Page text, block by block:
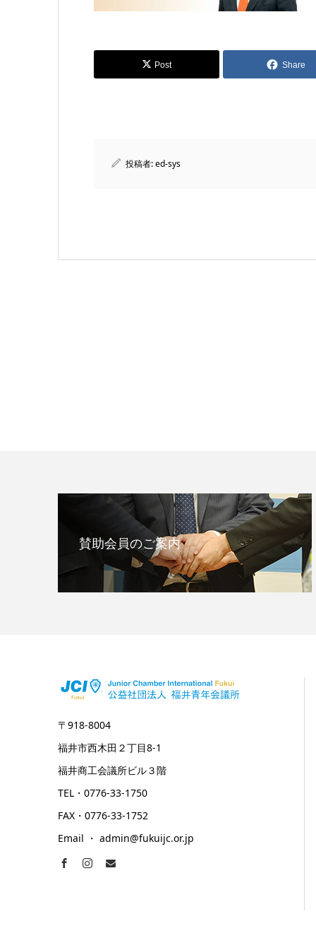
Post Share
投稿者:ed-sys
賛助会員のご案内
〒918-8004
福井市西木田２丁目8-1
福井商工会議所ビル３階
TEL・0776-33-1750
FAX・0776-33-1752
Email ・ admin@fukuijc.or.jp